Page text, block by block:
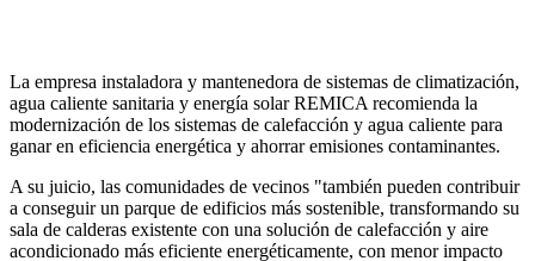
La empresa instaladora y mantenedora de sistemas de climatización,
agua caliente sanitaria y energía solar REMICA recomienda la
modernización de los sistemas de calefacción y agua caliente para
ganar en eficiencia energética y ahorrar emisiones contaminantes.
A su juicio, las comunidades de vecinos "también pueden contribuir
a conseguir un parque de edificios más sostenible, transformando su
sala de calderas existente con una solución de calefacción y aire
acondicionado más eficiente energéticamente, con menor impacto